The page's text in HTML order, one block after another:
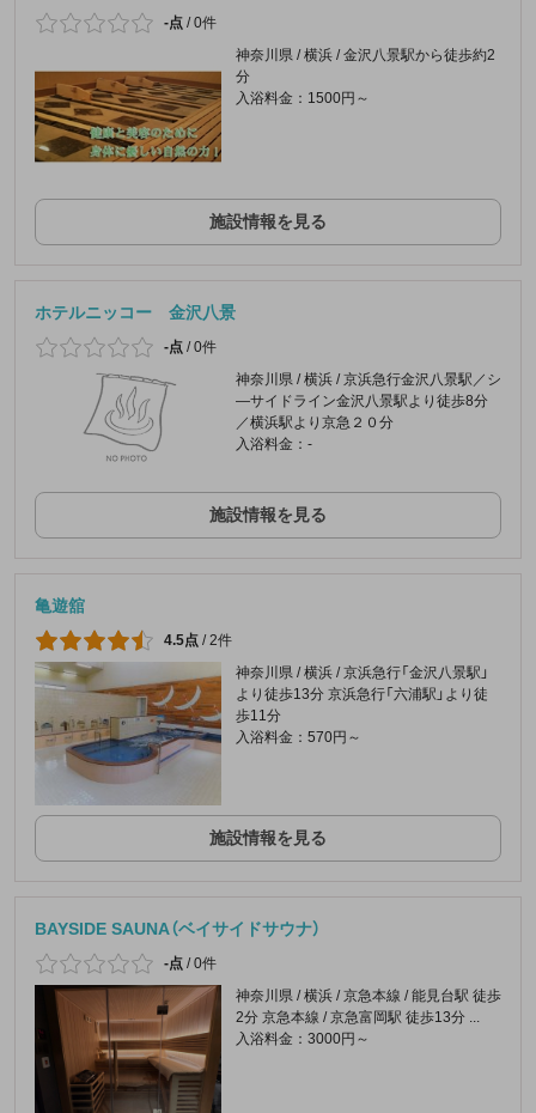
-点 /0件
神奈川県 / 横浜 / 金沢八景駅から徒歩約2
分
入浴料金：1500円～
施設情報を見る
ホテルニッコー 金沢八景
-点 /0件
神奈川県 / 横浜 / 京浜急行金沢八景駅／シ
―サイドライン金沢八景駅より徒歩8分
／横浜駅より京急２０分
入浴料金：-
施設情報を見る
亀遊舘
4.5点 /2件
神奈川県 / 横浜 / 京浜急行「金沢八景駅」
より徒歩13分 京浜急行「六浦駅」より徒
歩11分
入浴料金：570円～
施設情報を見る
BAYSIDE SAUNA（ベイサイドサウナ）
-点 /0件
神奈川県 / 横浜 / 京急本線 / 能見台駅 徒歩
2分 京急本線 / 京急富岡駅 徒歩13分 ...
入浴料金：3000円～